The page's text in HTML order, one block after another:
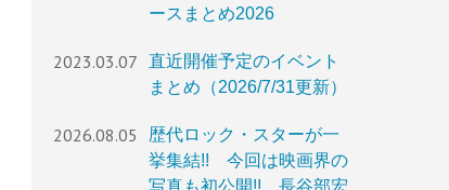
ースまとめ2026
2023.03.07
直近開催予定のイベント
まとめ（2026/7/31更新）
2026.08.05
歴代ロック・スターが一
挙集結!! 今回は映画界の
写真も初公開!! 長谷部宏